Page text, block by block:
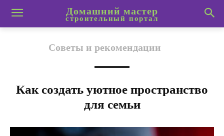
Домашний мастер
строительный портал
Советы и рекомендации
Как создать уютное пространство
для семьи